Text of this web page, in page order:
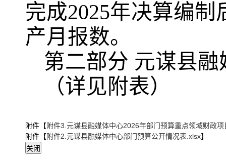
完成2025年决算编
产月报数。
第二部分 元谋县
（详见附表）
附件【附件3.元谋县融媒体中心2026年部门预算重点领域财政
附件【附件2.元谋县融媒体中心部门预算公开情况表.xlsx】